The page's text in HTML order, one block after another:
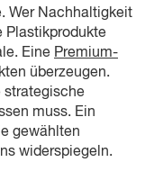
Wer Nachhaltigkeit
Plastikprodukte
Eine Premium-
überzeugen.
strategische
muss. Ein
gewählten
widerspiegeln.